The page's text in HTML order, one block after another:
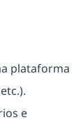
plataforma
e